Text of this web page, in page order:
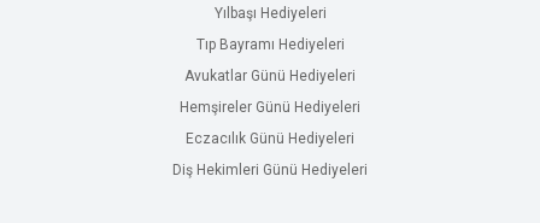
Yılbaşı Hediyeleri
Tıp Bayramı Hediyeleri
Avukatlar Günü Hediyeleri
Hemşireler Günü Hediyeleri
Eczacılık Günü Hediyeleri
Diş Hekimleri Günü Hediyeleri